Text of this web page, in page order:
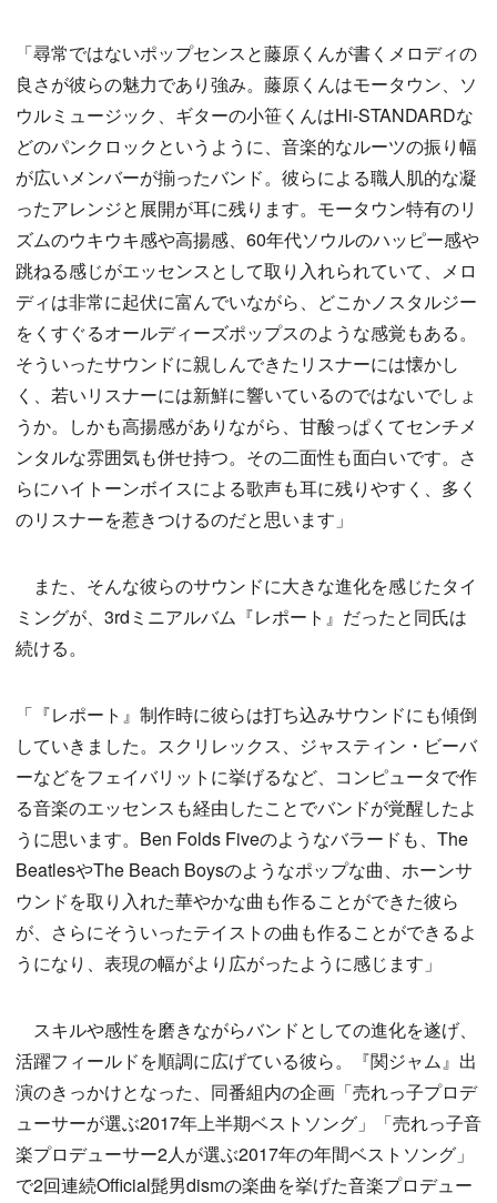
「尋常ではないポップセンスと藤原くんが書くメロディの
良さが彼らの魅力であり強み。藤原くんはモータウン、ソ
ウルミュージック、ギターの小笹くんはHi-STANDARDな
どのパンクロックというように、音楽的なルーツの振り幅
が広いメンバーが揃ったバンド。彼らによる職人肌的な凝
ったアレンジと展開が耳に残ります。モータウン特有のリ
ズムのウキウキ感や高揚感、60年代ソウルのハッピー感や
跳ねる感じがエッセンスとして取り入れられていて、メロ
ディは非常に起伏に富んでいながら、どこかノスタルジー
をくすぐるオールディーズポップスのような感覚もある。
そういったサウンドに親しんできたリスナーには懐かし
く、若いリスナーには新鮮に響いているのではないでしょ
うか。しかも高揚感がありながら、甘酸っぱくてセンチメ
ンタルな雰囲気も併せ持つ。その二面性も面白いです。さ
らにハイトーンボイスによる歌声も耳に残りやすく、多く
のリスナーを惹きつけるのだと思います」
また、そんな彼らのサウンドに大きな進化を感じたタイ
ミングが、3rdミニアルバム『レポート』だったと同氏は
続ける。
「『レポート』制作時に彼らは打ち込みサウンドにも傾倒
していきました。スクリレックス、ジャスティン・ビーバ
ーなどをフェイバリットに挙げるなど、コンピュータで作
る音楽のエッセンスも経由したことでバンドが覚醒したよ
うに思います。Ben Folds Fiveのようなバラードも、The
BeatlesやThe Beach Boysのようなポップな曲、ホーンサ
ウンドを取り入れた華やかな曲も作ることができた彼ら
が、さらにそういったテイストの曲も作ることができるよ
うになり、表現の幅がより広がったように感じます」
スキルや感性を磨きながらバンドとしての進化を遂げ、
活躍フィールドを順調に広げている彼ら。『関ジャム』出
演のきっかけとなった、同番組内の企画「売れっ子プロデ
ューサーが選ぶ2017年上半期ベストソング」「売れっ子音
楽プロデューサー2人が選ぶ2017年の年間ベストソング」
で2回連続Official髭男dismの楽曲を挙げた音楽プロデュー